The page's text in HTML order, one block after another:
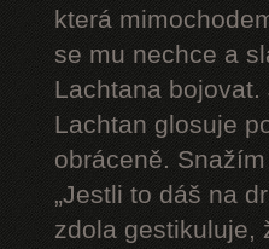
která
se mu nechce a
Lachtana
Lachtan glosuje
obráceně.
„Jestli to dáš na
zdola gestikuluje,